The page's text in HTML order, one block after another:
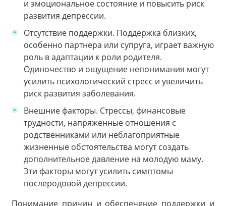
и эмоциональное состояние и повысить риск
развития депрессии.
Отсутствие поддержки. Поддержка близких,
особенно партнера или супруга, играет важную
роль в адаптации к роли родителя.
Одиночество и ощущение непонимания могут
усилить психологический стресс и увеличить
риск развития заболевания.
Внешние факторы. Стрессы, финансовые
трудности, напряженные отношения с
родственниками или неблагоприятные
жизненные обстоятельства могут создать
дополнительное давление на молодую маму.
Эти факторы могут усилить симптомы
послеродовой депрессии.
Понимание причин и обеспечение поддержки и